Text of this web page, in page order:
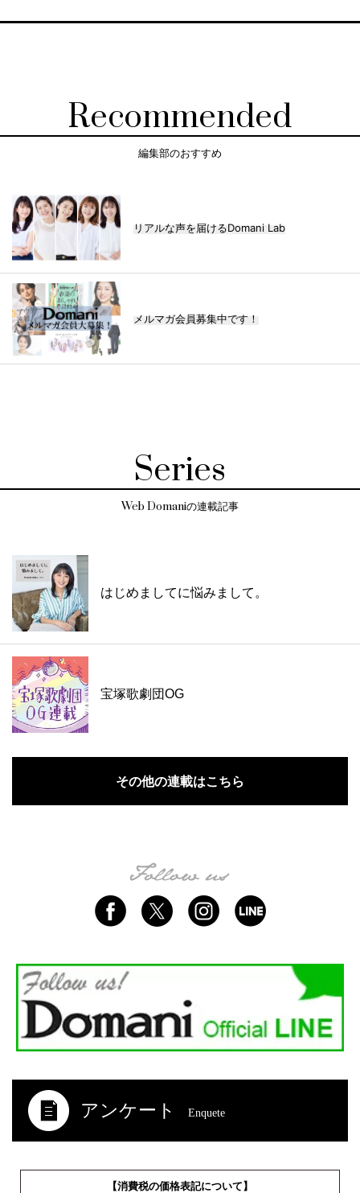
Recommended
編集部のおすすめ
リアルな声を届けるDomani Lab
メルマガ会員募集中です！
Series
Web Domaniの連載記事
はじめましてに悩みまして。
宝塚歌劇団OG
その他の連載はこちら
アンケート Enquete
【消費税の価格表記について】